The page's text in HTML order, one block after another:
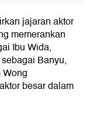
jajaran aktor
memerankan
Ibu Wida,
Banyu,
besar dalam